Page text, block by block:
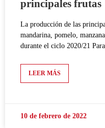
principales frutas
La producción de las
mandarina, pomelo,
durante el ciclo 2020/21
LEER MÁS
10 de febrero de 2022